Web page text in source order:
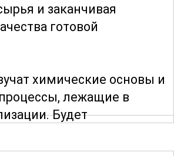
и заканчивая
готовой
химические основы и
лежащие в
Будет
бакелитовых смол, их